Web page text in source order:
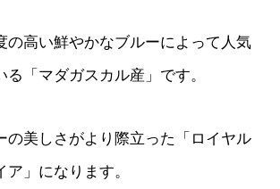
の高い鮮やかなブルーによって人気
る「マダガスカル産」です。
の美しさがより際立った「ロイヤル
」になります。